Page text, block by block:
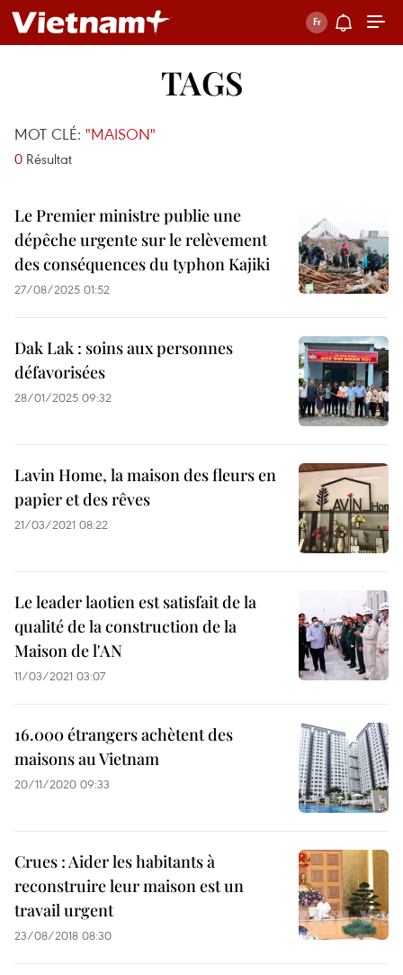
TAGS
MOT CLÉ: "MAISON"
0 Résultat
Le Premier ministre publie une
dépêche urgente sur le relèvement
des conséquences du typhon Kajiki
27/08/2025 01:52
Dak Lak : soins aux personnes
défavorisées
28/01/2025 09:32
Lavin Home, la maison des fleurs en
papier et des rêves
21/03/2021 08:22
Le leader laotien est satisfait de la
qualité de la construction de la
Maison de l'AN
11/03/2021 03:07
16.000 étrangers achètent des
maisons au Vietnam
20/11/2020 09:33
Crues : Aider les habitants à
reconstruire leur maison est un
travail urgent
23/08/2018 08:30